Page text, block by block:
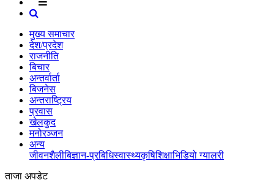
मुख्य समाचार
देश/प्रदेश
राजनीति
बिचार
अन्तर्वार्ता
बिजनेस
अन्तराष्ट्रिय
प्रवास
खेलकुद
मनोरञ्जन
अन्य
जीवनशैलीबिज्ञान-प्रबिधिस्वास्थ्यकृषिशिक्षाभिडियो ग्यालरी
ताजा अपडेट